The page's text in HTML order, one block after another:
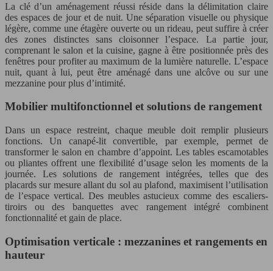
La clé d’un aménagement réussi réside dans la délimitation claire
des espaces de jour et de nuit. Une séparation visuelle ou physique
légère, comme une étagère ouverte ou un rideau, peut suffire à créer
des zones distinctes sans cloisonner l’espace. La partie jour,
comprenant le salon et la cuisine, gagne à être positionnée près des
fenêtres pour profiter au maximum de la lumière naturelle. L’espace
nuit, quant à lui, peut être aménagé dans une alcôve ou sur une
mezzanine pour plus d’intimité.
Mobilier multifonctionnel et solutions de rangement
Dans un espace restreint, chaque meuble doit remplir plusieurs
fonctions. Un canapé-lit convertible, par exemple, permet de
transformer le salon en chambre d’appoint. Les tables escamotables
ou pliantes offrent une flexibilité d’usage selon les moments de la
journée. Les solutions de rangement intégrées, telles que des
placards sur mesure allant du sol au plafond, maximisent l’utilisation
de l’espace vertical. Des meubles astucieux comme des escaliers-
tiroirs ou des banquettes avec rangement intégré combinent
fonctionnalité et gain de place.
Optimisation verticale : mezzanines et rangements en
hauteur